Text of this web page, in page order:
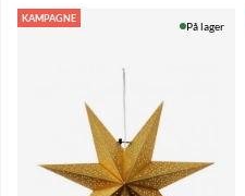
KAMPAGNE
På lager